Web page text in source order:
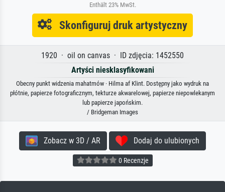
Enthält 23% MwSt.
Skonfiguruj druk artystyczny
1920 · oil on canvas · ID zdjęcia: 1452550
Artyści niesklasyfikowani
Obecny punkt widzenia mahatmów · Hilma af Klint. Dostępny jako wydruk na
płótnie, papierze fotograficznym, tekturze akwarelowej, papierze niepowlekanym
lub papierze japońskim.
/ Bridgeman Images
Zobacz w 3D / AR Dodaj do ulubionych
0 Recenzje